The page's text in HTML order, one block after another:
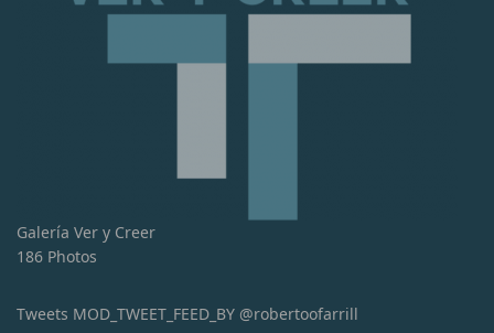
Galería Ver y Creer
186 Photos
Tweets MOD_TWEET_FEED_BY @robertoofarrill